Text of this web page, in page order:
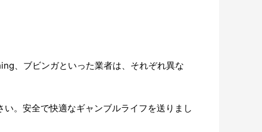
、ブビンガといった業者は、それぞれ異な
。安全で快適なギャンブルライフを送りまし